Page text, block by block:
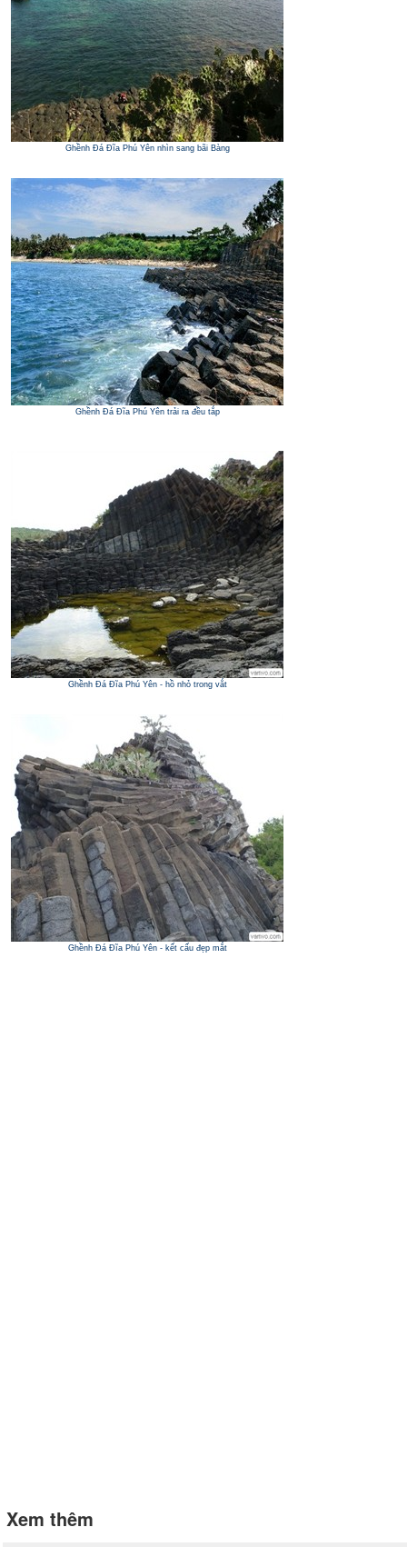
Ghềnh Đá Đĩa Phú Yên nhìn sang bãi Bàng
Ghềnh Đá Đĩa Phú Yên trải ra đều tắp
Ghềnh Đá Đĩa Phú Yên - hồ nhỏ trong vắt
Ghềnh Đá Đĩa Phú Yên - kết cấu đẹp mắt
Xem thêm